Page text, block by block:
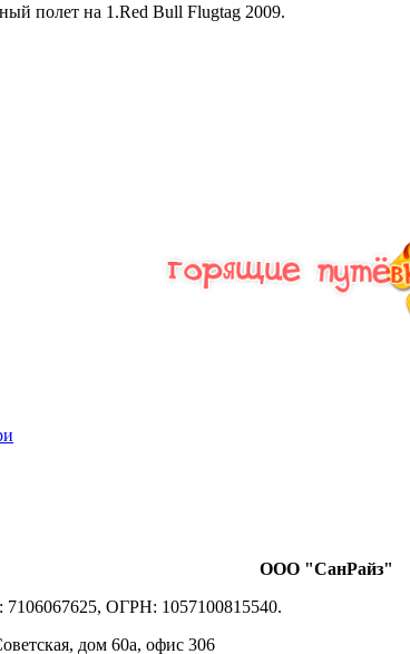
полет на 1.Red Bull Flugtag 2009.
ООО "СанРайз"
ОГРН: 1057100815540.
дом 60а, офис 306